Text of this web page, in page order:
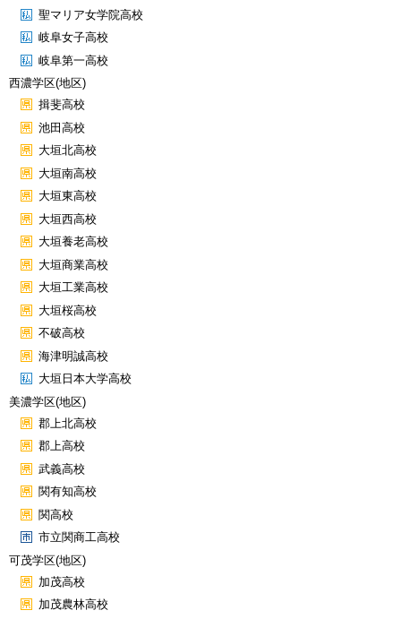
聖マリア女学院高校
岐阜女子高校
岐阜第一高校
西濃学区(地区)
揖斐高校
池田高校
大垣北高校
大垣南高校
大垣東高校
大垣西高校
大垣養老高校
大垣商業高校
大垣工業高校
大垣桜高校
不破高校
海津明誠高校
大垣日本大学高校
美濃学区(地区)
郡上北高校
郡上高校
武義高校
関有知高校
関高校
市立関商工高校
可茂学区(地区)
加茂高校
加茂農林高校